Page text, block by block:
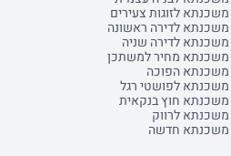
משכנתא לזוגות צעירים
משכנתא לדירה ראשונה
משכנתא לדירה שניה
משכנתא מחיר למשתכן
משכנתא הפוכה
משכנתא לפושטי רגל
משכנתא חוץ בנקאית
משכנתא לרווק
משכנתא חדשה